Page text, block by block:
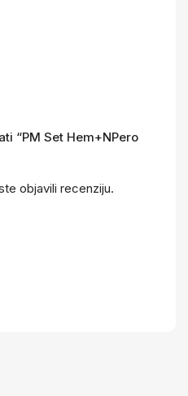
“PM Set Hem+NPero
objavili recenziju.